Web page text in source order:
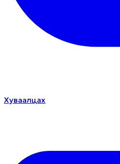
Хуваалцах